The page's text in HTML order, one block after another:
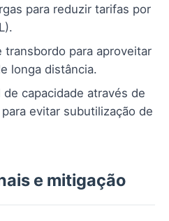
para reduzir tarifas por
transbordo para aproveitar
longa distância.
capacidade através de
evitar subutilização de
e mitigação